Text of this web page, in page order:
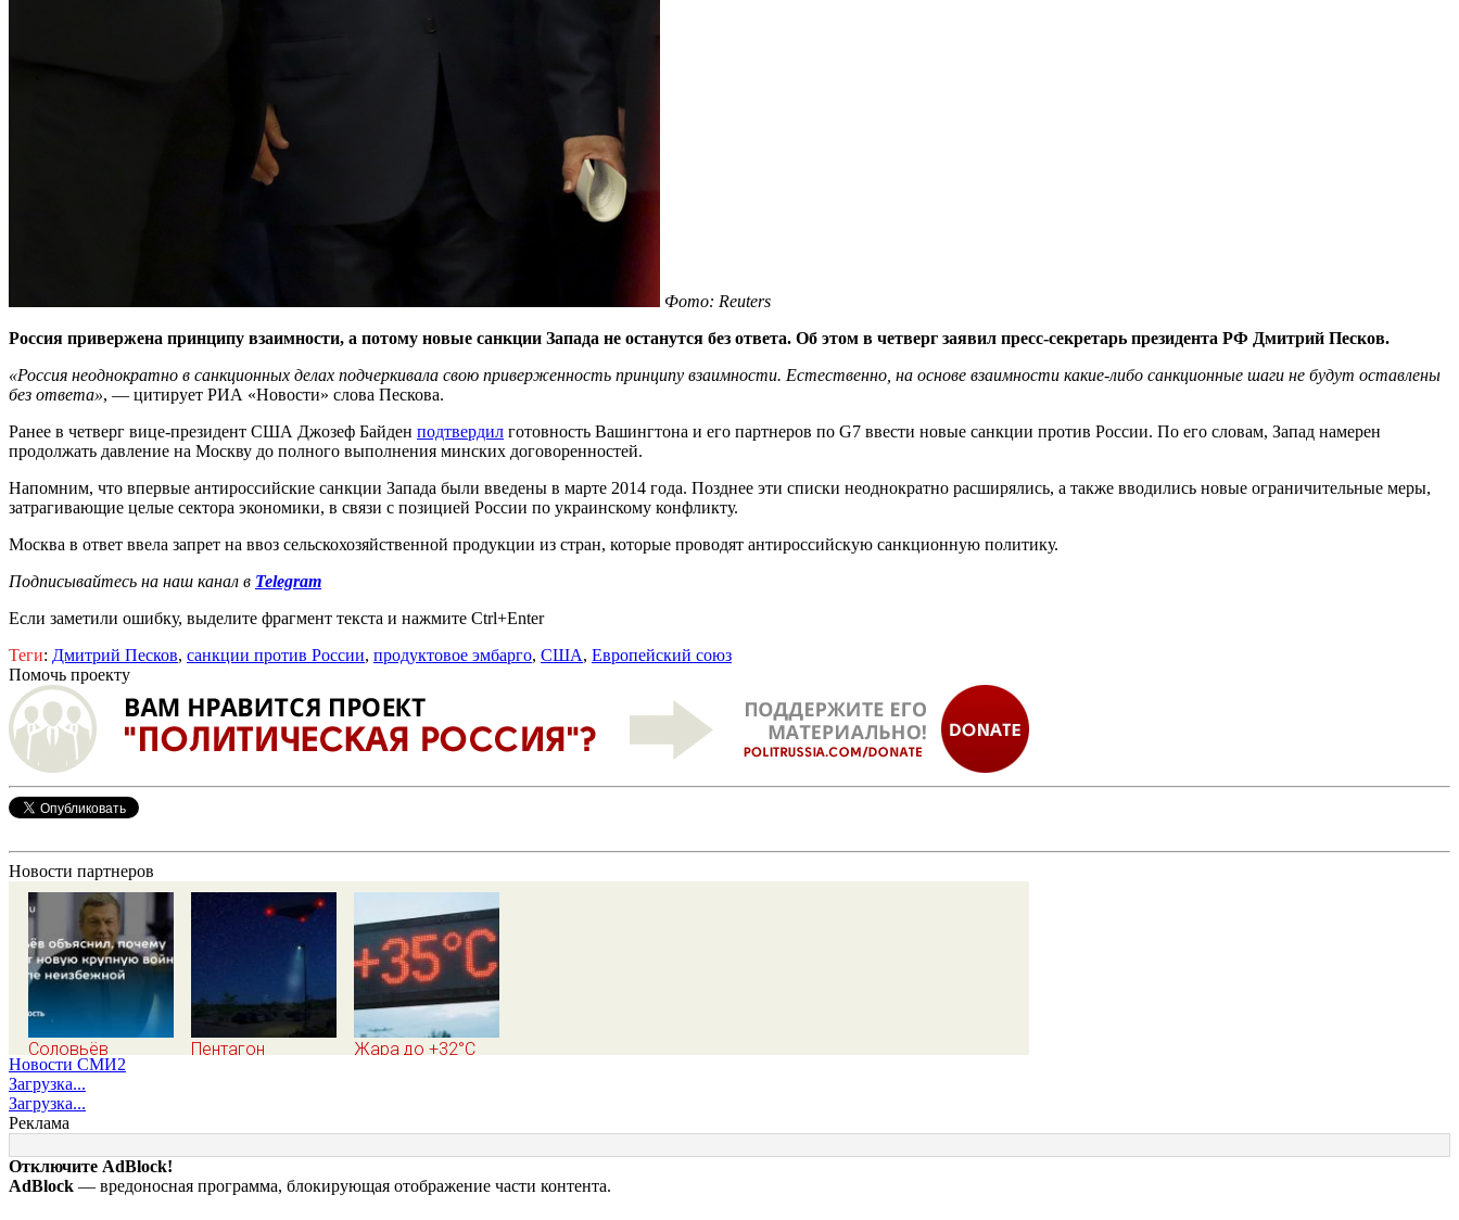
Фото: Reuters
Россия привержена принципу взаимности, а потому новые санкции Запада не останутся без ответа. Об этом в четверг заявил пресс-секретарь президента РФ Дмитрий Песков.
«Россия неоднократно в санкционных делах подчеркивала свою приверженность принципу взаимности. Естественно, на основе взаимности какие-либо санкционные шаги не будут оставлены
без ответа», — цитирует РИА «Новости» слова Пескова.
Ранее в четверг вице-президент США Джозеф Байден подтвердил готовность Вашингтона и его партнеров по G7 ввести новые санкции против России. По его словам, Запад намерен
продолжать давление на Москву до полного выполнения минских договоренностей.
Напомним, что впервые антироссийские санкции Запада были введены в марте 2014 года. Позднее эти списки неоднократно расширялись, а также вводились новые ограничительные меры,
затрагивающие целые сектора экономики, в связи с позицией России по украинскому конфликту.
Москва в ответ ввела запрет на ввоз сельскохозяйственной продукции из стран, которые проводят антироссийскую санкционную политику.
Подписывайтесь на наш канал в Telegram
Если заметили ошибку, выделите фрагмент текста и нажмите Ctrl+Enter
Теги: Дмитрий Песков, санкции против России, продуктовое эмбарго, США, Европейский союз
Помочь проекту
Новости партнеров
Соловьёв
объяснил, почему
считает новую
крупную войну в
Европе неизбежной
Пентагон
Востоке
Жара до +32°C
Новости СМИ2
Загрузка...
Загрузка...
Реклама
Отключите AdBlock!
AdBlock — вредоносная программа, блокирующая отображение части контента.